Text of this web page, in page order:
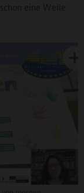
eine Weile